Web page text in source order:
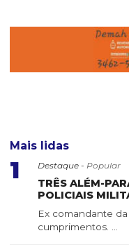
Mais lidas
1 Destaque - Popular
TRÊS ALÉM-
POLICIAIS
Ex comandante
cumprimentos. ...